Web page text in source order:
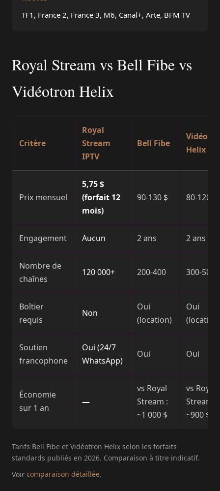
TF1, France 2, France 3, M6, Canal+, Arte, BFM TV
Royal Stream vs Bell Fibe vs
Vidéotron Helix
Critère
Royal
Stream
IPTV
Bell Fibe
Helix
Prix mensuel
5,75 $
(forfait 12
mois)
90-130 $ 80-120 $
Engagement Aucun 2 ans 2 ans
Nombre de
chaînes
120 000+ 200-400 300-500
Boîtier
requis
Non
Oui
(location)
Oui
Soutien
francophone
Oui (24/7
WhatsApp)
Oui Oui
Économie
sur 1 an
—
vs Royal
Stream :
~1 000 $
vs Royal
Stream :
~900 $
Tarifs Bell Fibe et Vidéotron Helix selon les forfaits
standards publiés en 2026. Comparaison à titre indicatif.
Voir comparaison détaillée.